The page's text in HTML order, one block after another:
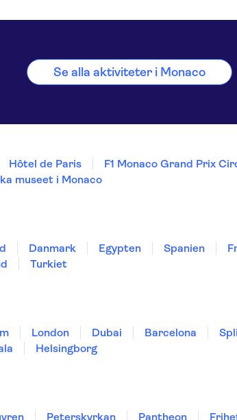
Se alla aktiviteter i Monaco
Hôtel de Paris F1 Monaco Grand Prix
museet i Monaco
Danmark Egypten Spanien
Turkiet
London Dubai Barcelona
Helsingborg
Peterskyrkan Pantheon